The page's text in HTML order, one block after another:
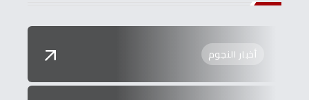
أخبار النجوم